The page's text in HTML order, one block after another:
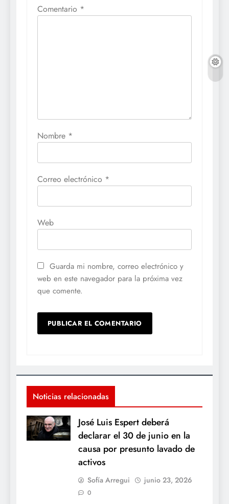
Comentario *
Nombre *
Correo electrónico *
Web
Guarda mi nombre, correo electrónico y
web en este navegador para la próxima vez
que comente.
Noticias relacionadas
José Luis Espert deberá
declarar el 30 de junio en la
causa por presunto lavado de
activos
Sofía Arregui junio 23, 2026
0